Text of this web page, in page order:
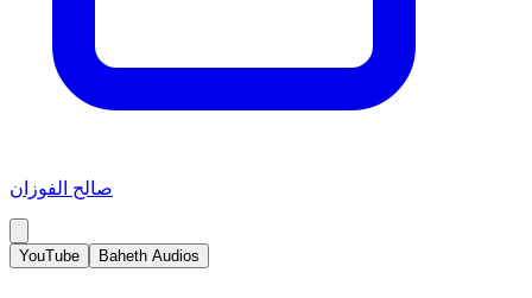
صالح الفوزان
YouTube Baheth Audios